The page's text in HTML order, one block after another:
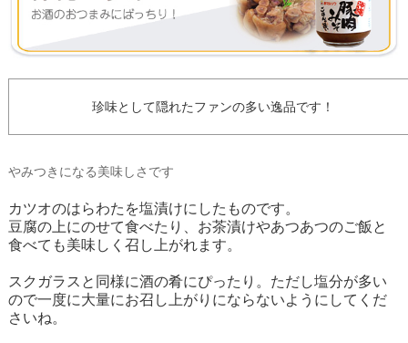
珍味として隠れたファンの多い逸品です！
やみつきになる美味しさです
カツオのはらわたを塩漬けにしたものです。
豆腐の上にのせて食べたり、お茶漬けやあつあつのご飯と
食べても美味しく召し上がれます。
スクガラスと同様に酒の肴にぴったり。ただし塩分が多い
ので一度に大量にお召し上がりにならないようにしてくだ
さいね。